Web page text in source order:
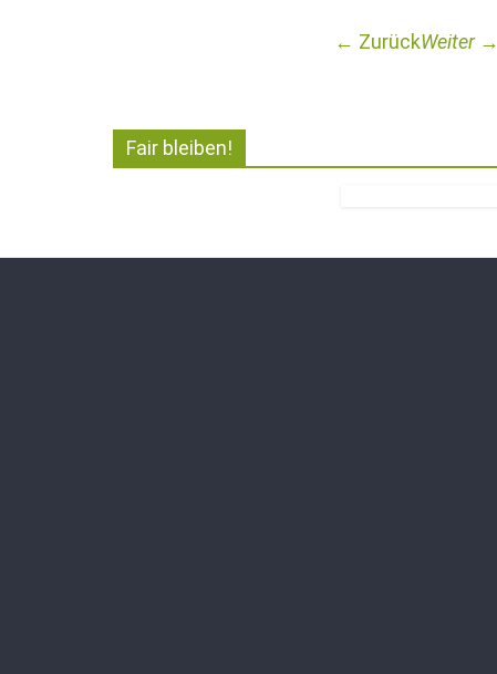
← ZurückWeiter →
Fair bleiben!